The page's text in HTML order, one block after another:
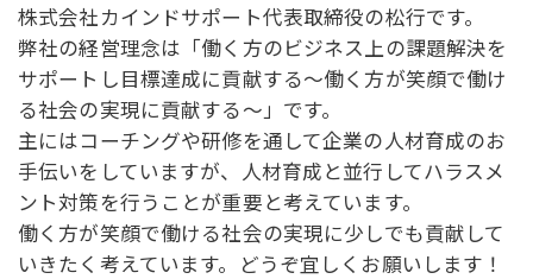
株式会社カインドサポート代表取締役の松行です。
弊社の経営理念は「働く方のビジネス上の課題解決を
サポートし目標達成に貢献する～働く方が笑顔で働け
る社会の実現に貢献する～」です。
主にはコーチングや研修を通して企業の人材育成のお
手伝いをしていますが、人材育成と並行してハラスメ
ント対策を行うことが重要と考えています。
働く方が笑顔で働ける社会の実現に少しでも貢献して
いきたく考えています。どうぞ宜しくお願いします！